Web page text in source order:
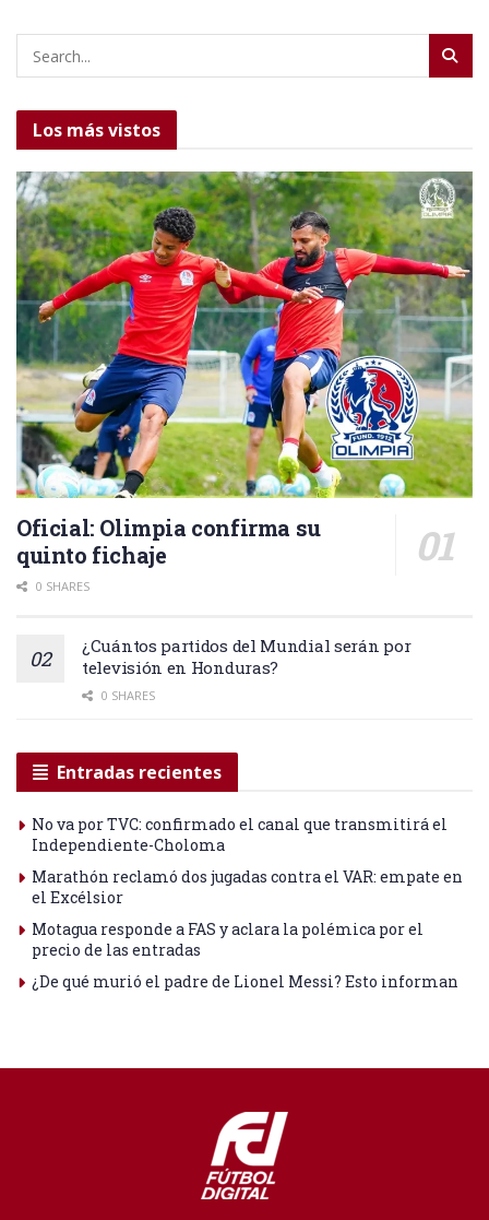
Los más vistos
Oficial: Olimpia confirma su
quinto fichaje
0 SHARES
¿Cuántos partidos del Mundial serán por
televisión en Honduras?
0 SHARES
Entradas recientes
No va por TVC: confirmado el canal que transmitirá el
Independiente-Choloma
Marathón reclamó dos jugadas contra el VAR: empate en
el Excélsior
Motagua responde a FAS y aclara la polémica por el
precio de las entradas
¿De qué murió el padre de Lionel Messi? Esto informan